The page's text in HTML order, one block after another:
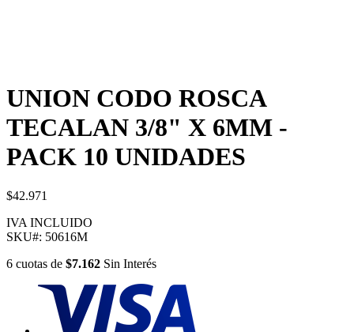
UNION CODO ROSCA
TECALAN 3/8" X 6MM -
PACK 10 UNIDADES
$42.971
IVA INCLUIDO
SKU#: 50616M
6 cuotas de $7.162 Sin Interés